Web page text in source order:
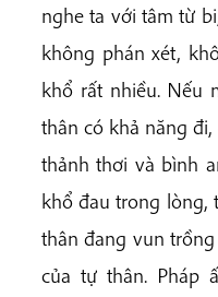
nghe ta với tâm từ
không phán xét,
khổ rất nhiều. Nếu
thân có khả năng
thảnh thơi và bình
khổ đau trong lòng,
thân đang vun
của tự thân. Pháp